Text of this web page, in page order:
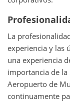
La
experiencia y las
una experiencia
importancia de la
Aeropuerto de
continuamente